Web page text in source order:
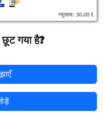
न्यूनतम: 30.00 €
छूट गया है?